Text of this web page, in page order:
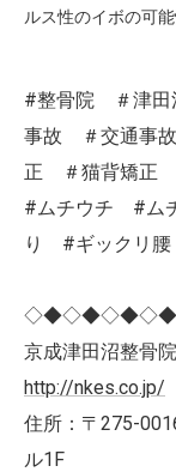
ルス性のイボの可
#整骨院 ＃津
事故 ＃交通事
正 ＃猫背矯正
#ムチウチ #ム
り #ギックリ
京成津田沼整骨院
http://nkes.co.jp/
住所：〒275-
ル1F